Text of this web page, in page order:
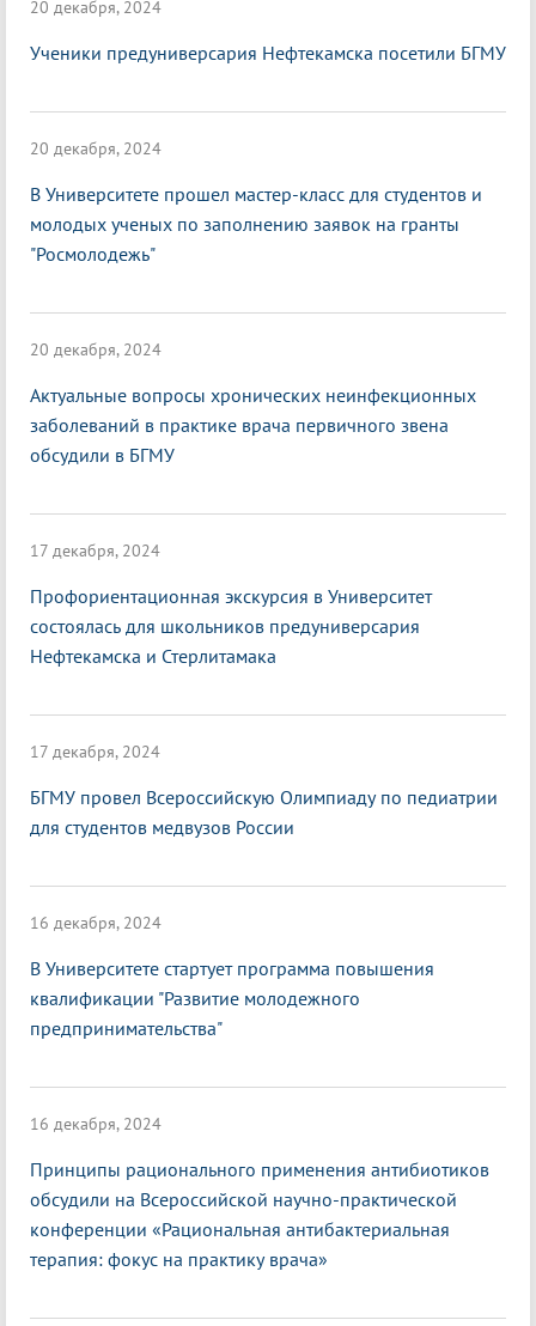
20 декабря, 2024
Ученики предуниверсария Нефтекамска посетили БГМУ
20 декабря, 2024
В Университете прошел мастер-класс для студентов и
молодых ученых по заполнению заявок на гранты
"Росмолодежь"
20 декабря, 2024
Актуальные вопросы хронических неинфекционных
заболеваний в практике врача первичного звена
обсудили в БГМУ
17 декабря, 2024
Профориентационная экскурсия в Университет
состоялась для школьников предуниверсария
Нефтекамска и Стерлитамака
17 декабря, 2024
БГМУ провел Всероссийскую Олимпиаду по педиатрии
для студентов медвузов России
16 декабря, 2024
В Университете стартует программа повышения
квалификации "Развитие молодежного
предпринимательства"
16 декабря, 2024
Принципы рационального применения антибиотиков
обсудили на Всероссийской научно-практической
конференции «Рациональная антибактериальная
терапия: фокус на практику врача»